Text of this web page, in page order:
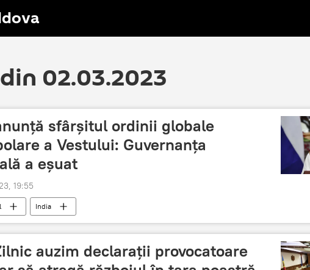
02.03.2023
sfârșitul ordinii globale
a Vestului: Guvernanța
a eșuat
19:55
India
auzim declarații provocatoare